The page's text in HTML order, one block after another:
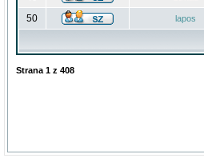
50 lapos
Strana 1 z 408